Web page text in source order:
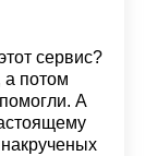
сервис?
а потом
А